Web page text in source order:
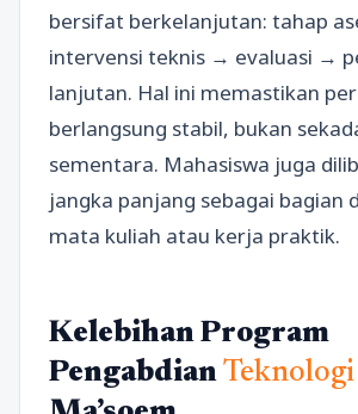
bersifat berkelanjutan: tahap
intervensi teknis → evaluasi →
lanjutan. Hal ini memastikan
berlangsung stabil, bukan
sementara. Mahasiswa juga
jangka panjang sebagai bagian
mata kuliah atau kerja praktik.
Kelebihan Program
PengabdianTeknologi